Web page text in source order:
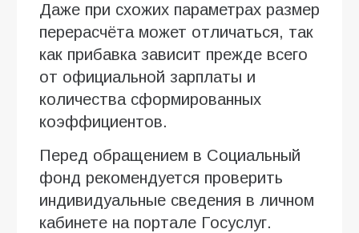
Даже при схожих параметрах размер
перерасчёта может отличаться, так
как прибавка зависит прежде всего
от официальной зарплаты и
количества сформированных
коэффициентов.
Перед обращением в Социальный
фонд рекомендуется проверить
индивидуальные сведения в личном
кабинете на портале Госуслуг.